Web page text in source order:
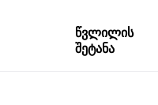
წვლილის
შეტანა